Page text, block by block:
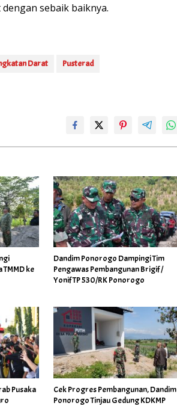
sebaik baiknya.
Darat Pusterad
TMMD ke
Dandim Ponorogo Dampingi Tim
Pengawas Pembangunan Brigif /
Yonif TP 530/RK Ponorogo
Pusaka
Cek Progres Pembangunan, Dandim
Ponorogo Tinjau Gedung KDKMP